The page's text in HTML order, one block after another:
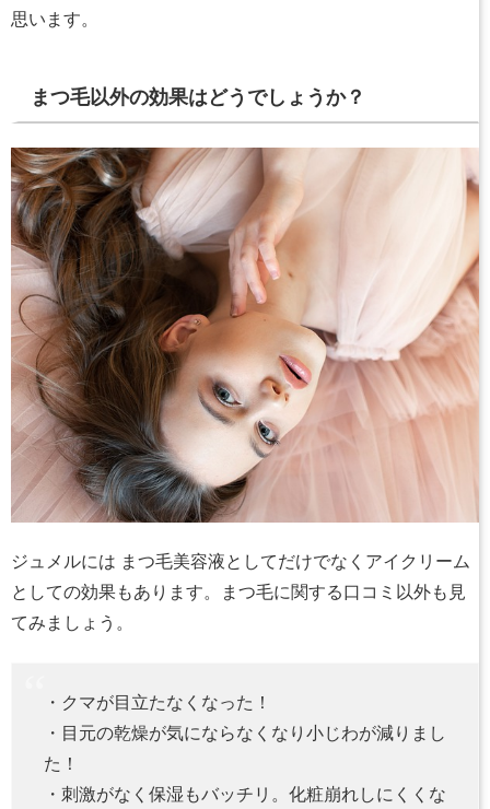
思います。
まつ毛以外の効果はどうでしょうか？
ジュメルには まつ毛美容液としてだけでなくアイクリーム
としての効果もあります。まつ毛に関する口コミ以外も見
てみましょう。
・クマが目立たなくなった！
・目元の乾燥が気にならなくなり小じわが減りまし
た！
・刺激がなく保湿もバッチリ。化粧崩れしにくくな